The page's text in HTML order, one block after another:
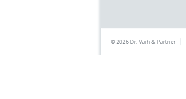
© 2026 Dr. Vaih & Partner